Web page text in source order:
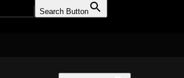
Search Button